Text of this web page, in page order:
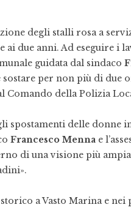
degli stalli rosa a
due anni. Ad eseguire i
guidata dal sindaco
per non più di due
Comando della Polizia
spostamenti delle donne
Francesco Menna e
di una visione più
a Vasto Marina e nei